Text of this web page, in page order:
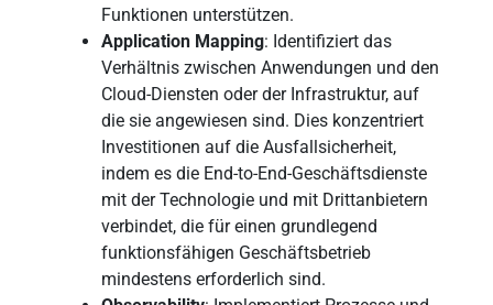
Funktionen unterstützen.
Application Mapping: Identifiziert das
Verhältnis zwischen Anwendungen und den
Cloud-Diensten oder der Infrastruktur, auf
die sie angewiesen sind. Dies konzentriert
Investitionen auf die Ausfallsicherheit,
indem es die End-to-End-Geschäftsdienste
mit der Technologie und mit Drittanbietern
verbindet, die für einen grundlegend
funktionsfähigen Geschäftsbetrieb
mindestens erforderlich sind.